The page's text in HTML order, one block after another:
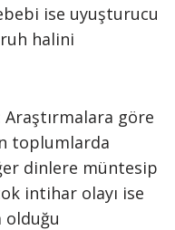
ise uyuşturucu
halini
göre
toplumlarda
dinlere müntesip
intihar olayı ise
olduğu